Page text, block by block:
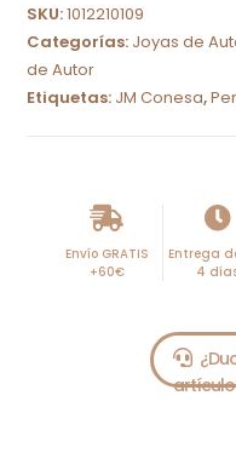
t
e
r
SKU:1012210109
Categorías: Joyas de
de Autor
Etiquetas: JM Conesa,
Envío GRATIS
+60€
Entrega
4